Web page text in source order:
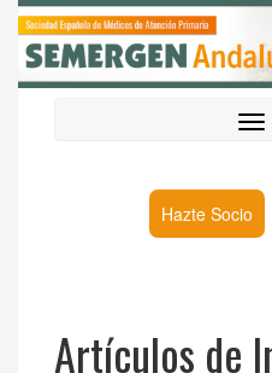
Hazte Socio
Artículos de